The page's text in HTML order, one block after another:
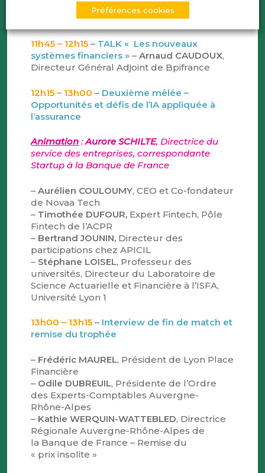
11h15 – 11h45 – Rentrée aux vestiaire – Pause
11h45 – 12h15 – TALK « Les nouveaux
systèmes financiers » –Arnaud CAUDOUX,
Directeur Général Adjoint de Bpifrance
12h15 – 13h00 – Deuxième mêlée –
Opportunités et défis de l’IA appliquée à
l’assurance
Animation :Aurore SCHILTE, Directrice du
service des entreprises, correspondante
Startup à la Banque de France
–Aurélien COULOUMY, CEO et Co-fondateur
de Novaa Tech
– Timothée DUFOUR, Expert Fintech, Pôle
Fintech de l’ACPR
– Bertrand JOUNIN, Directeur des
participations chez APICIL
– Stéphane LOISEL, Professeur des
universités, Directeur du Laboratoire de
Science Actuarielle et Financière à l’ISFA,
Université Lyon 1
13h00 – 13h15 – Interview de fin de match et
remise du trophée
– Frédéric MAUREL, Président de Lyon Place
Financière
– Odile DUBREUIL, Présidente de l’Ordre
des Experts-Comptables Auvergne-
Rhône-Alpes
– Kathie WERQUIN-WATTEBLED, Directrice
Régionale Auvergne-Rhône-Alpes de
la Banque de France – Remise du
« prix insolite »
Préférences cookies